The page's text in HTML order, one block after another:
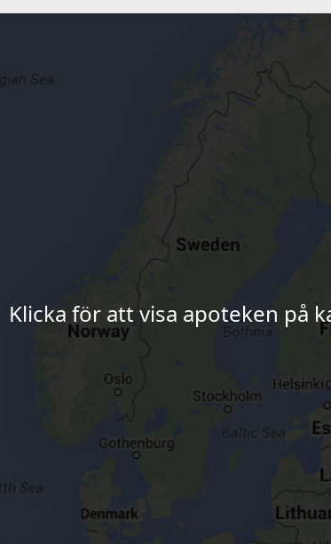
Klicka för att visa apoteken på